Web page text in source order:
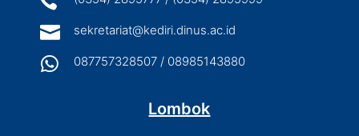
 sekretariat@kediri.dinus.ac.id
 087757328507 / 08985143880
Lombok